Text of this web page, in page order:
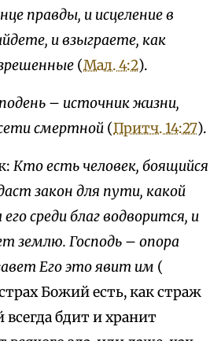
правды, и исцеление в
и взыграете, как
(Мал. 4:2).
– источник жизни,
смертной (Притч. 14:27).
Кто есть человек, боящийся
закон для пути, какой
среди благ водворится, и
землю. Господь – опора
Его это явит им (
Божий есть, как страж
бдит и хранит